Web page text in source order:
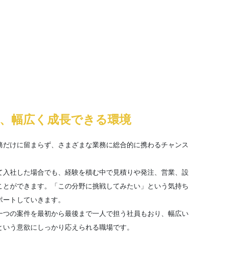
幅広く成長できる環境
だけに留まらず、さまざまな業務に総合的に携わるチャンス
入社した場合でも、経験を積む中で見積りや発注、営業、設
ができます。「この分野に挑戦してみたい」という気持ち
トしていきます。
の案件を最初から最後まで一人で担う社員もおり、幅広い
う意欲にしっかり応えられる職場です。